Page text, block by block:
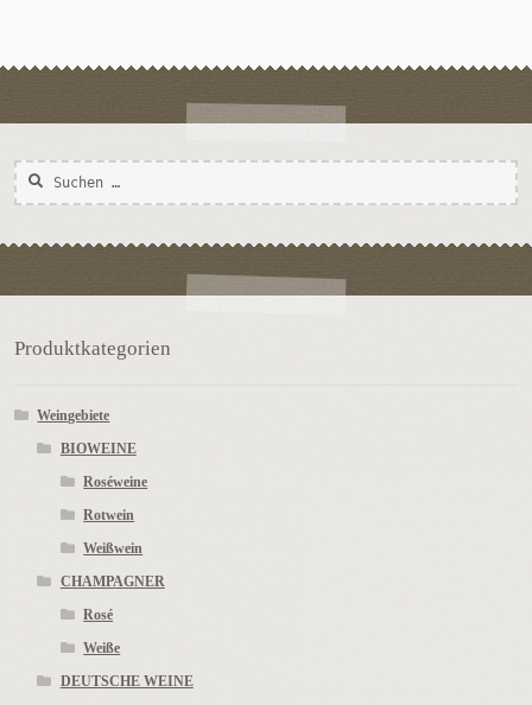
Suchen
nach:
Produktkategorien
Weingebiete
BIOWEINE
Roséweine
Rotwein
Weißwein
CHAMPAGNER
Rosé
Weiße
DEUTSCHE WEINE